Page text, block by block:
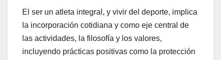
El ser un atleta integral, y vivir del deporte, implica
la incorporación cotidiana y como eje central de
las actividades, la filosofía y los valores,
incluyendo prácticas positivas como la protección